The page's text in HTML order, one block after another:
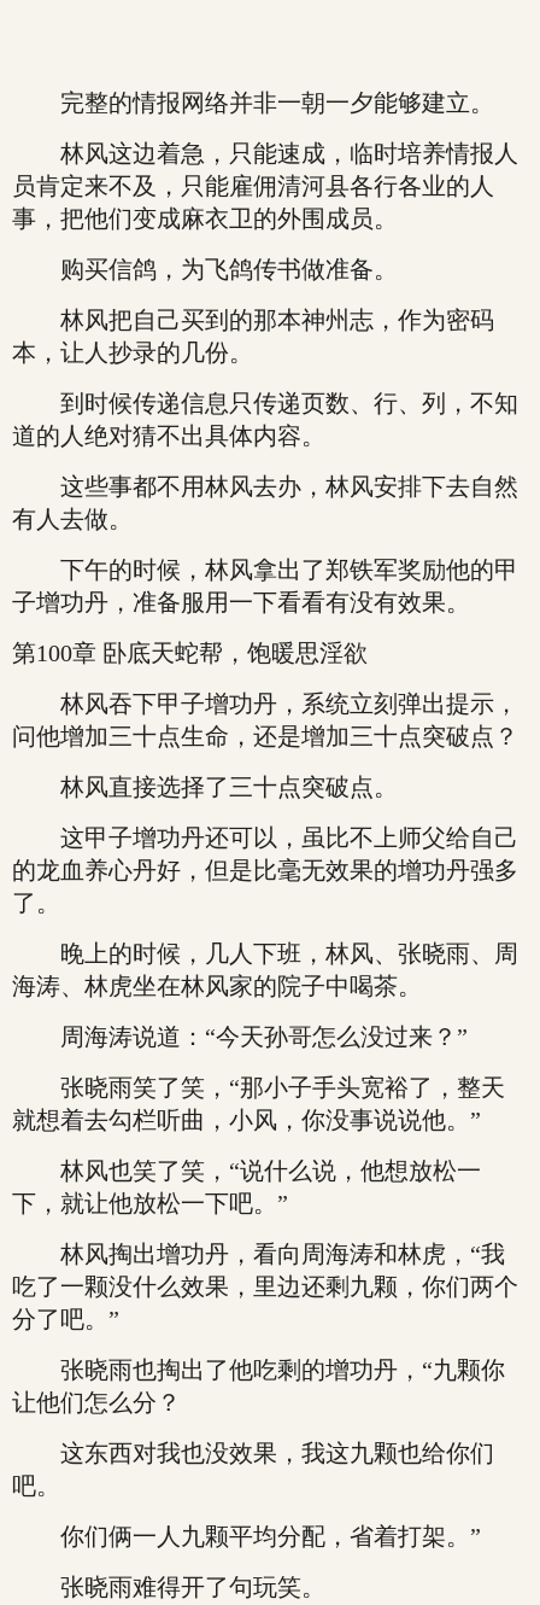
完整的情报网络并非一朝一夕能够建立。
林风这边着急，只能速成，临时培养情报人
员肯定来不及，只能雇佣清河县各行各业的人
事，把他们变成麻衣卫的外围成员。
购买信鸽，为飞鸽传书做准备。
林风把自己买到的那本神州志，作为密码
本，让人抄录的几份。
到时候传递信息只传递页数、行、列，不知
道的人绝对猜不出具体内容。
这些事都不用林风去办，林风安排下去自然
有人去做。
下午的时候，林风拿出了郑铁军奖励他的甲
子增功丹，准备服用一下看看有没有效果。
第100章 卧底天蛇帮，饱暖思淫欲
林风吞下甲子增功丹，系统立刻弹出提示，
问他增加三十点生命，还是增加三十点突破点？
林风直接选择了三十点突破点。
这甲子增功丹还可以，虽比不上师父给自己
的龙血养心丹好，但是比毫无效果的增功丹强多
了。
晚上的时候，几人下班，林风、张晓雨、周
海涛、林虎坐在林风家的院子中喝茶。
周海涛说道：“今天孙哥怎么没过来？”
张晓雨笑了笑，“那小子手头宽裕了，整天
就想着去勾栏听曲，小风，你没事说说他。”
林风也笑了笑，“说什么说，他想放松一
下，就让他放松一下吧。”
林风掏出增功丹，看向周海涛和林虎，“我
吃了一颗没什么效果，里边还剩九颗，你们两个
分了吧。”
张晓雨也掏出了他吃剩的增功丹，“九颗你
让他们怎么分？
这东西对我也没效果，我这九颗也给你们
吧。
你们俩一人九颗平均分配，省着打架。”
张晓雨难得开了句玩笑。